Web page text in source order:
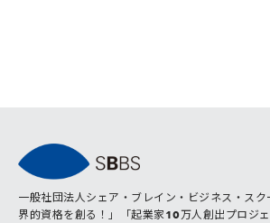
一般社団法人シェア・ブレイン・ビジネス・ス
界的資格を創る！」「起業家10万人創出プロジェ